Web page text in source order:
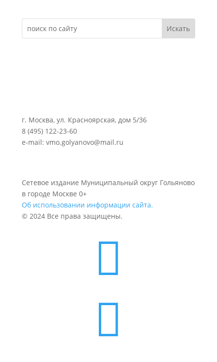
г. Москва, ул. Красноярская, дом 5/36
8 (495) 122-23-60
e-mail: vmo.golyanovo@mail.ru
Сетевое издание Муниципальный округ Гольяново
в городе Москве 0+
Об использовании информации сайта.
© 2024 Все права защищены.

